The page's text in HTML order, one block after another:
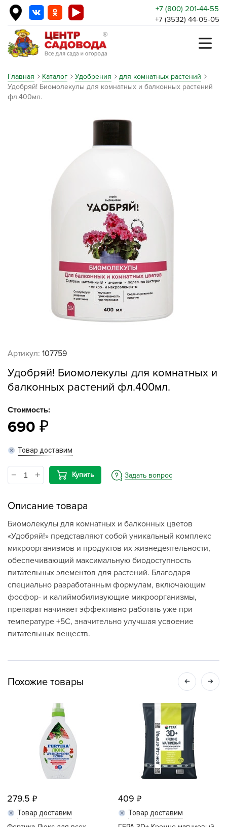
+7 (800) 201-44-55
+7 (3532) 44-05-05
Главная Каталог Удобрения
для комнатных растений
Удобряй! Биомолекулы для комнатных и балконных растений
фл.400мл.
Артикул: 107759
Удобряй! Биомолекулы для комнатных и
балконных растений фл.400мл.
Стоимость:
690
Товар доставим
Купить Задать вопрос
Описание товара
Биомолекулы для комнатных и балконных цветов
«Удобряй!» представляют собой уникальный комплекс
микроорганизмов и продуктов их жизнедеятельности,
обеспечивающий максимальную биодоступность
питательных элементов для растений. Благодаря
специально разработанным формулам, включающим
фосфор- и калиймобилизующие микроорганизмы,
препарат начинает эффективно работать уже при
температуре +5С, значительно улучшая усвоение
питательных веществ.
Похожие товары
279.5
Товар доставим
409
Товар доставим